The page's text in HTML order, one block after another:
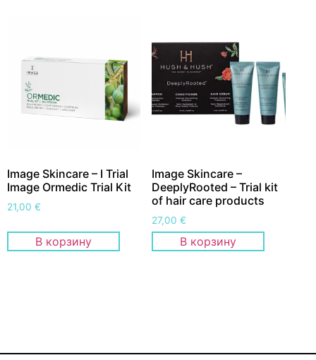
Image Skincare – I Trial
Image Ormedic Trial Kit
21,00 €
В корзину
Image Skincare –
DeeplyRooted – Trial kit
of hair care products
27,00€
В корзину